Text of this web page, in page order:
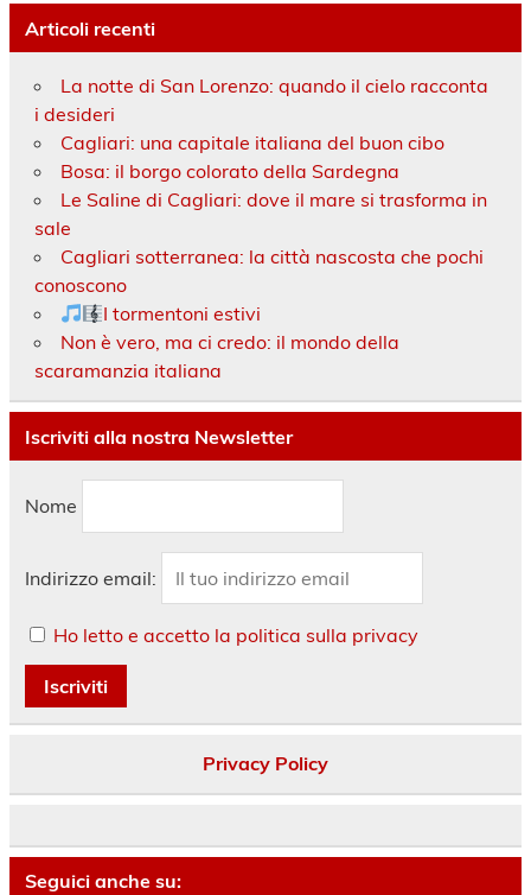
Articoli recenti
La notte di San Lorenzo: quando il cielo racconta
i desideri
Cagliari: una capitale italiana del buon cibo
Bosa: il borgo colorato della Sardegna
Le Saline di Cagliari: dove il mare si trasforma in
sale
Cagliari sotterranea: la città nascosta che pochi
conoscono
I tormentoni estivi
Non è vero, ma ci credo: il mondo della
scaramanzia italiana
Iscriviti alla nostra Newsletter
Nome
Indirizzo email:
Ho letto e accetto la politica sulla privacy
Privacy Policy
Seguici anche su: